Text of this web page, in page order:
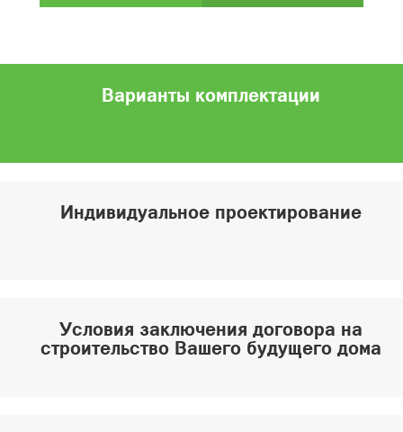
Варианты комплектации
Индивидуальное проектирование
Условия заключения договора на
строительство Вашего будущего дома